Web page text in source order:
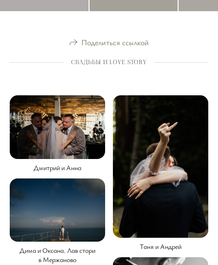
Поделиться ссылкой
СВАДЬБЫ И LOVE STORY
Дмитрий и Анна
Таня и Андрей
Дима и Оксана. Лав стори
в Мержаново